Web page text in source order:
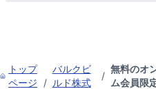
トップ
ページ
/
バルクビ
ルド株式
/
無料のオ
ム会員限